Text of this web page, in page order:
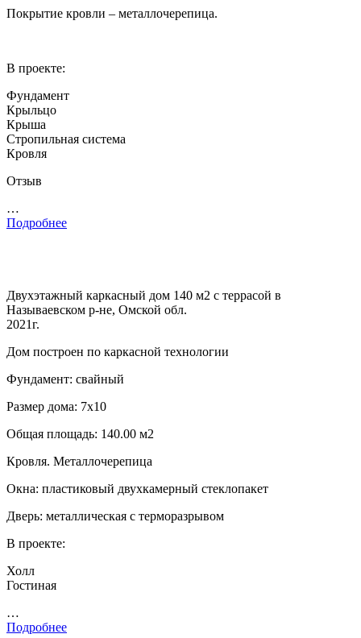
Покрытие кровли – металлочерепица.
В проекте:
Фундамент
Крыльцо
Крыша
Стропильная система
Кровля
Отзыв
…
Подробнее
Двухэтажный каркасный дом 140 м2 с террасой в
Называевском р-не, Омской обл.
2021г.
Дом построен по каркасной технологии
Фундамент: свайный
Размер дома: 7х10
Общая площадь: 140.00 м2
Кровля. Металлочерепица
Окна: пластиковый двухкамерный стеклопакет
Дверь: металлическая с терморазрывом
В проекте:
Холл
Гостиная
…
Подробнее